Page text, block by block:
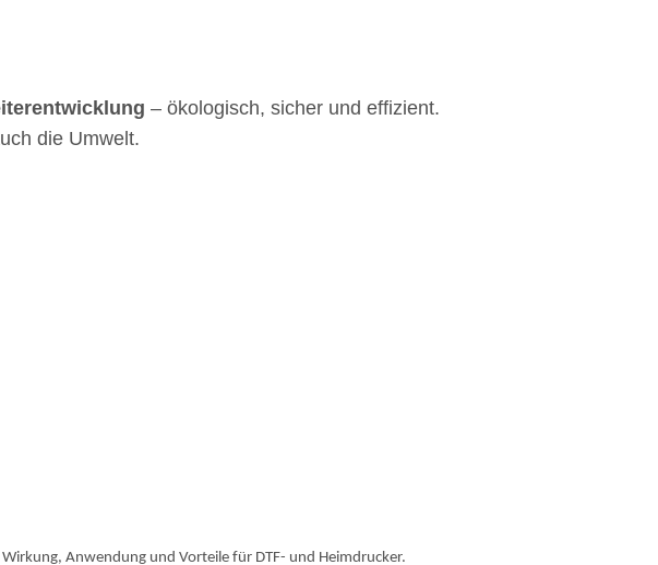
– ökologisch, sicher und effizient.
die Umwelt.
Anwendung und Vorteile für DTF- und Heimdrucker.